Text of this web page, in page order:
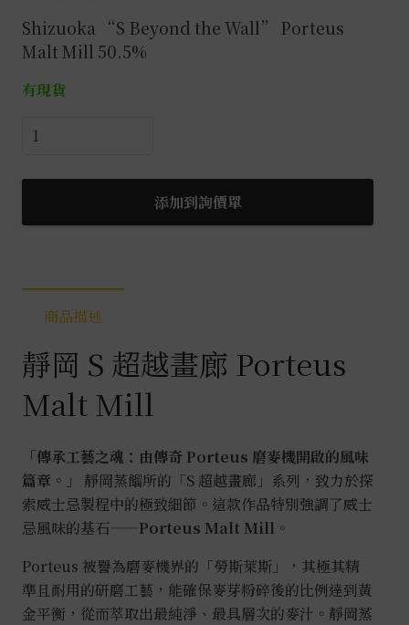
Shizuoka “S Beyond the Wall” Porteus
Malt Mill 50.5%
有現貨
靜
United
超
廊
Porteus
Mill
數
量
添加到詢價單
商品描述
靜岡 S 超越畫廊 Porteus
Malt Mill
「傳承工藝之魂：由傳奇 Porteus 磨麥機開啟的風味
篇章。」
靜岡蒸餾所的「S 超越畫廊」系列，致力於探
索威士忌製程中的極致細節。這款作品特別強調了威士
忌風味的基石—— Porteus Malt Mill 。
Porteus 被譽為磨麥機界的「勞斯萊斯」，其極其精
準且耐用的研磨工藝，能確保麥芽粉碎後的比例達到黃
金平衡，從而萃取出最純淨、最具層次的麥汁。靜岡蒸